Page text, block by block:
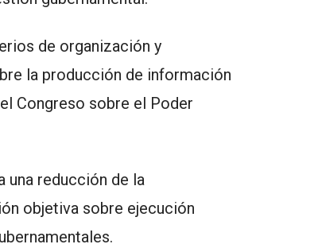
de organización y
la producción de información
Congreso sobre el Poder
reducción de la
objetiva sobre ejecución